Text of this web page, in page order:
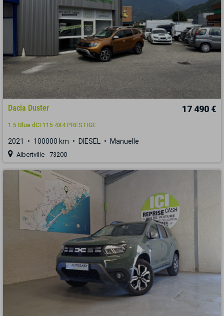
Dacia Duster 17 490 €
1.5 Blue dCI 115 4X4 PRESTIGE
2021 100000 km DIESEL Manuelle
Albertville - 73200